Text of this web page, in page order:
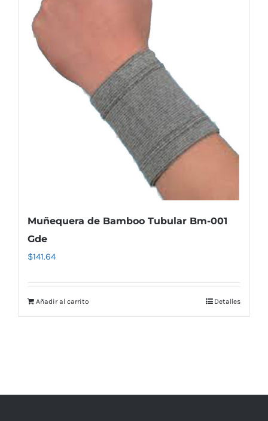
Muñequera de Bamboo Tubular Bm-001
Gde
$141.64
Añadir al carrito Detalles